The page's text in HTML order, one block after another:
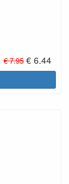
€ 7.95 € 6.44